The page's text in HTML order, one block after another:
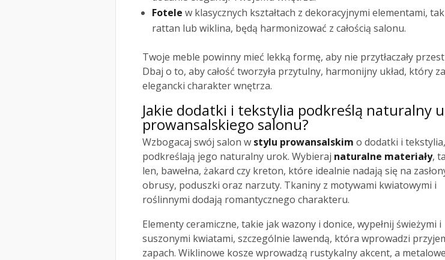
Fotele w klasycznych kształtach z dekoracyjnymi elementami,
rattan lub wiklina, będą harmonizować z całością salonu.
Twoje meble powinny mieć lekką formę, aby nie przytłaczały
Dbaj o to, aby całość tworzyła przytulny, harmonijny układ, który
elegancki charakter wnętrza.
Jakie dodatki i tekstylia podkreślą naturalny
prowansalskiego salonu?
Wzbogacaj swój salon w stylu prowansalskim o dodatki i
podkreślają jego naturalny urok. Wybieraj naturalne materiały,
len, bawełna, żakard czy kreton, które idealnie nadają się na
obrusy, poduszki oraz narzuty. Tkaniny z motywami kwiatowymi i
roślinnymi dodają romantycznego charakteru.
Elementy ceramiczne, takie jak wazony i donice, wypełnij świeżymi i
suszonymi kwiatami, szczególnie lawendą, która wprowadzi
zapach. Wiklinowe kosze wprowadzą rustykalny akcent, a metalowe